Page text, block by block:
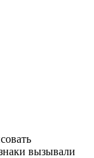
вызывали